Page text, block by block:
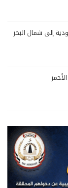
إلى شمال البحر